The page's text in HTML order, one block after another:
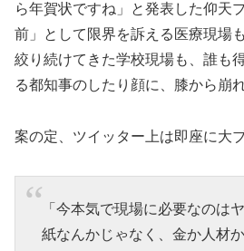
ら年賀状ですね」と発表した仰天
前」として限界を訴える医療現場
絞り続けてきた学校現場も、誰も
る都知事のしたり顔に、膝から崩
案の定、ツイッター上は即座に大
「今本気で現場に必要なのは
紙なんかじゃなく、金か人材か